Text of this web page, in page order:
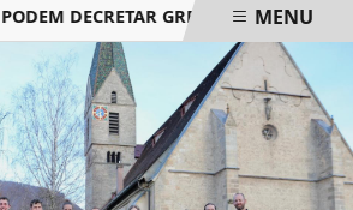
DECRETAR GREVE GERAL A PARTIR
MENU